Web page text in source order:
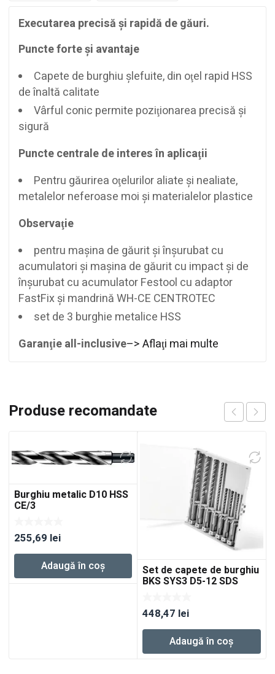
Executarea precisă şi rapidă de găuri.
Puncte forte şi avantaje
Capete de burghiu şlefuite, din oţel rapid HSS
de înaltă calitate
Vârful conic permite poziţionarea precisă şi
sigură
Puncte centrale de interes în aplicaţii
Pentru găurirea oţelurilor aliate şi nealiate,
metalelor neferoase moi şi materialelor plastice
Observaţie
pentru maşina de găurit şi înşurubat cu
acumulatori şi maşina de găurit cu impact şi de
înşurubat cu acumulator Festool cu adaptor
FastFix şi mandrină WH-CE CENTROTEC
set de 3 burghie metalice HSS
Garanţie all-inclusive–> Aflaţi mai multe
Produse recomandate
Burghiu metalic D10 HSS
CE/3
255,69 lei
Adaugă în coș
Set de capete de burghiu
BKS SYS3 D5-12 SDS
448,47 lei
Adaugă în coș